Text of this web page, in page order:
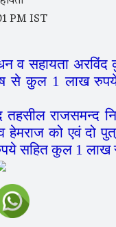
PM IST
सहायता अरविंद
से कुल 1 लाख रुपये
राजसमन्द
को एवं दो
सहित कुल 1